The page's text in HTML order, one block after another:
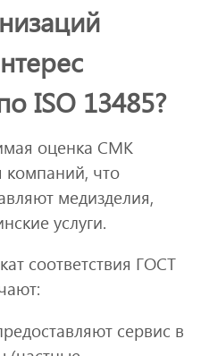
ISO 13485?
оценка СМК
компаний, что
медизделия,
услуги.
соответствия ГОСТ
сервис в